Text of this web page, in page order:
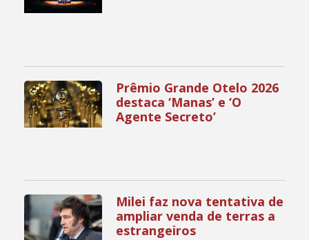
Prêmio Grande Otelo 2026
destaca ‘Manas’ e ‘O
Agente Secreto’
Milei faz nova tentativa de
ampliar venda de terras a
estrangeiros